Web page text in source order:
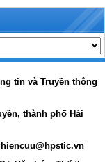
tin và Truyền thông
thành phố Hải